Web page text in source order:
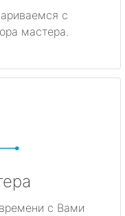
с
мастера.
с Вами